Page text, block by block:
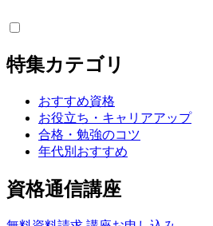
特集カテゴリ
おすすめ資格
お役立ち・キャリアアップ
合格・勉強のコツ
年代別おすすめ
資格通信講座